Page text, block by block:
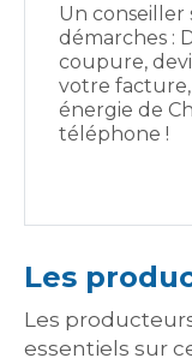
Un conseiller
démarches :
coupure,
votre facture,
énergie de
téléphone !
Les
Les
essentiels sur